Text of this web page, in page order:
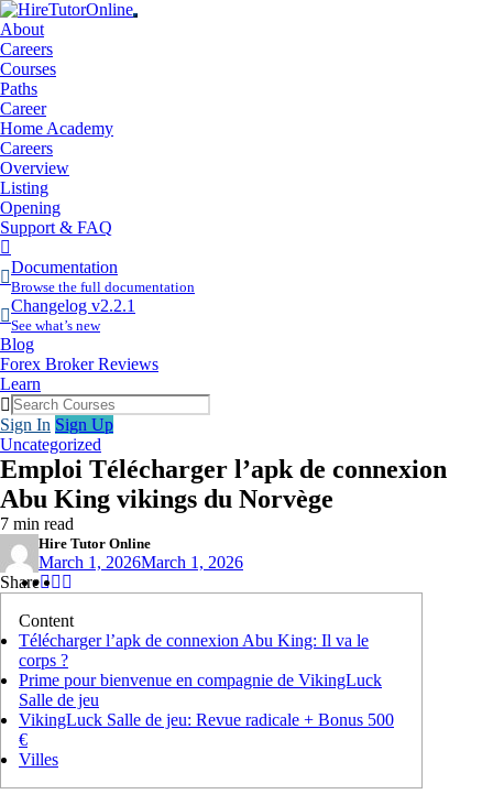
About
Careers
Courses
Paths
Career
Home Academy
Careers
Overview
Listing
Opening
Support & FAQ
Items
Documentation
Browse the full documentation
Changelog v2.2.1
See what’s new
Blog
Forex Broker Reviews
Learn
Sign In Sign Up
Uncategorized
Emploi Télécharger l’apk de connexion
Abu King vikings du Norvège
7 min read
Hire Tutor Online
March 1, 2026March 1, 2026
Share
Share
Share
Content
Télécharger l’apk de connexion Abu King: Il va le
corps ?
Prime pour bienvenue en compagnie de VikingLuck
Salle de jeu
VikingLuck Salle de jeu: Revue radicale + Bonus 500
€
Villes